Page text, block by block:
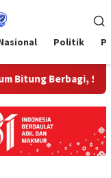
Politik
Berbagi, Semarak